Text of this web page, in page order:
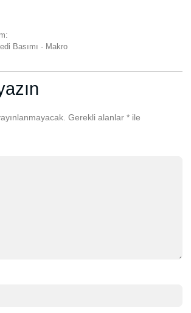
Basımı - Makro
Gerekli alanlar * ile